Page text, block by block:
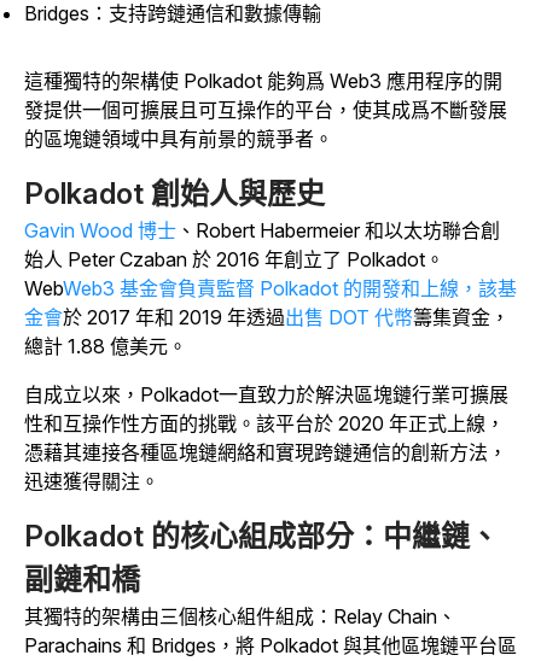
Bridges：支持跨鏈通信和數據傳輸
這種獨特的架構使 Polkadot 能夠爲 Web3 應用程序的開
發提供一個可擴展且可互操作的平台，使其成爲不斷發展
的區塊鏈領域中具有前景的競爭者。
Polkadot 創始人與歷史
Gavin Wood 博士 、Robert Habermeier 和以太坊聯合創
始人 Peter Czaban 於 2016 年創立了 Polkadot。
WebWeb3 基金會負責監督 Polkadot 的開發和上線，該基
金會於 2017 年和 2019 年透過出售 DOT 代幣籌集資金，
總計 1.88 億美元。
自成立以來，Polkadot一直致力於解決區塊鏈行業可擴展
性和互操作性方面的挑戰。該平台於 2020 年正式上線，
憑藉其連接各種區塊鏈網絡和實現跨鏈通信的創新方法，
迅速獲得關注。
Polkadot 的核心組成部分：中繼鏈、
副鏈和橋
其獨特的架構由三個核心組件組成：Relay Chain、
Parachains 和 Bridges，將 Polkadot 與其他區塊鏈平台區